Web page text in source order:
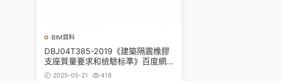
BIM資料
DBJ04T385-2019《建築隔震橡膠
支座質量要求和檢驗标準》百度網
盤PDF下載
2025-05-21 418